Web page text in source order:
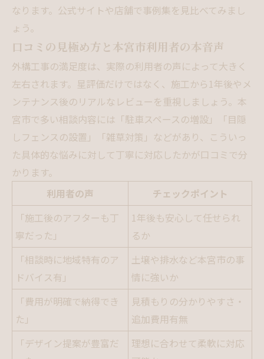
なります。公式サイトや店舗で事例集を見比べてみまし
ょう。
口コミの見極め方と本宮市利用者の本音声
外構工事の満足度は、実際の利用者の声によって大きく
左右されます。星評価だけではなく、施工から1年後やメ
ンテナンス後のリアルなレビューを重視しましょう。本
宮市で多い相談内容には「駐車スペースの増設」「目隠
しフェンスの設置」「雑草対策」などがあり、こういっ
た具体的な悩みに対して丁寧に対応したかが口コミで分
かります。
利用者の声
チェックポイント
「施工後のアフターも丁
寧だった」
1年後も安心して任せられ
るか
「相談時に地域特有のア
ドバイス有」
土壌や排水など本宮市の事
情に強いか
「費用が明確で納得でき
た」
見積もりの分かりやすさ・
追加費用有無
「デザイン提案が豊富だ
理想に合わせて柔軟に対応